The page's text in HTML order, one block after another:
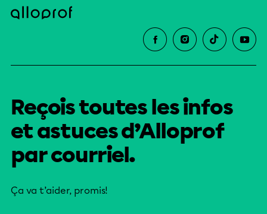
Reçois toutes les infos
et astuces d’Alloprof
par courriel.
Ça va t’aider, promis!